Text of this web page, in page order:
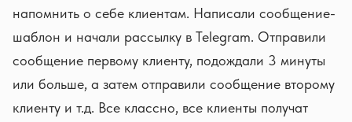
напомнить о себе клиентам. Написали сообщение-
шаблон и начали рассылку в Telegram. Отправили
сообщение первому клиенту, подождали 3 минуты
или больше, а затем отправили сообщение второму
клиенту и т.д. Все классно, все клиенты получат